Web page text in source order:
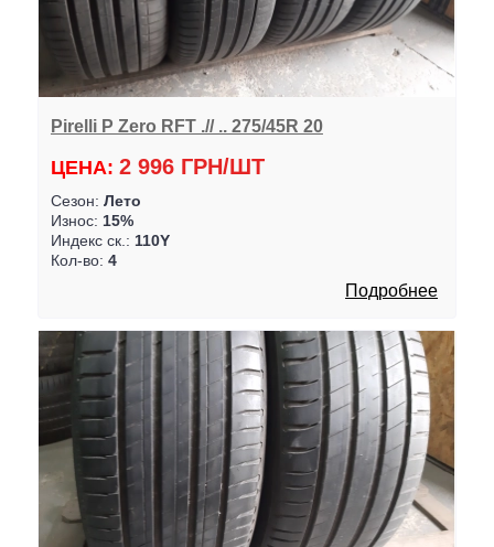
Pirelli P Zero RFT .// .. 275/45R 20
ЦЕНА: 2 996 ГРН/ШТ
Сезон: Лето
Износ: 15%
Индекс ск.: 110Y
Кол-во: 4
Подробнее